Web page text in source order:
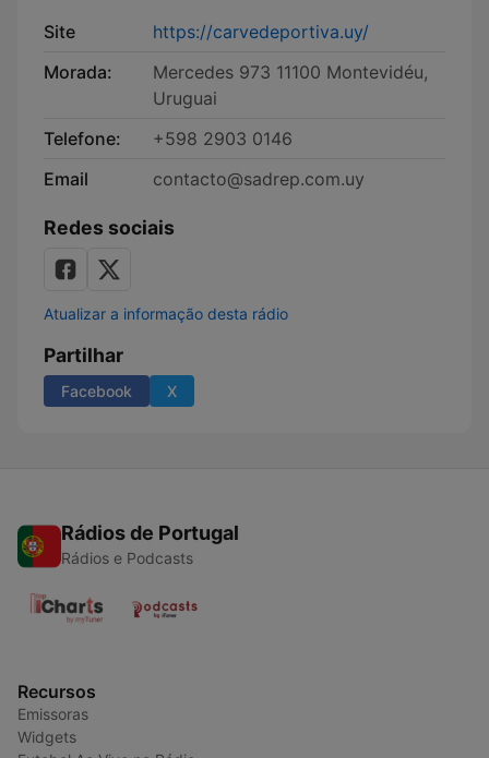
Site
https://carvedeportiva.uy/
Morada:
Mercedes 973 11100 Montevidéu,
Uruguai
Telefone:
+598 2903 0146
Email
contacto@sadrep.com.uy
Redes sociais
Atualizar a informação desta rádio
Partilhar
Facebook X
Rádios de Portugal
Rádios e Podcasts
Recursos
Emissoras
Widgets